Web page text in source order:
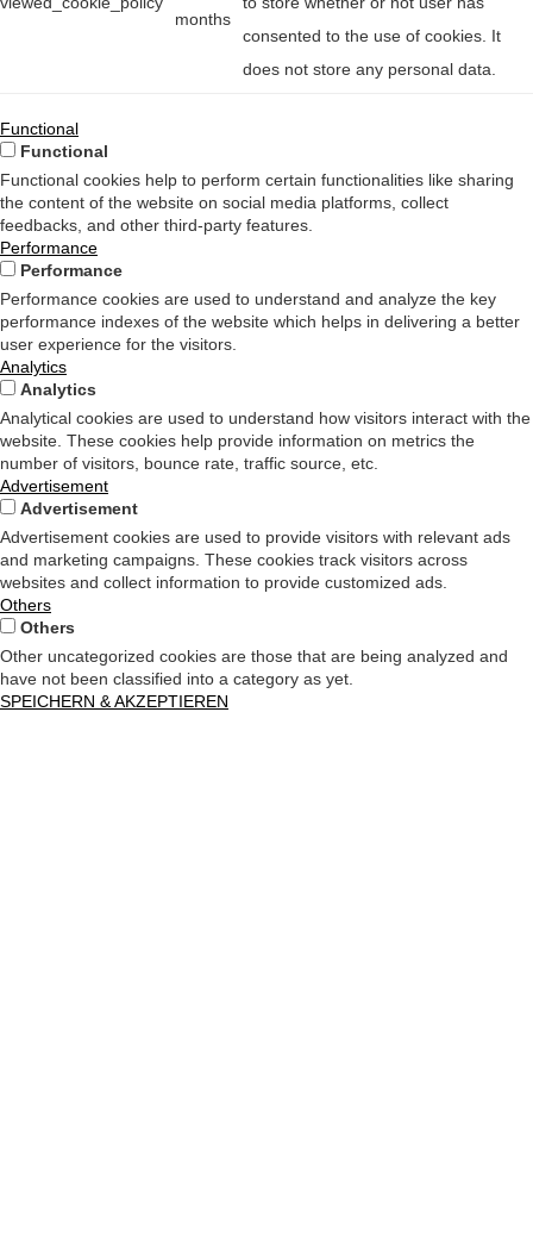
months
consented to the use of cookies. It
does not store any personal data.
Functional
Functional
Functional cookies help to perform certain functionalities like sharing
the content of the website on social media platforms, collect
feedbacks, and other third-party features.
Performance
Performance
Performance cookies are used to understand and analyze the key
performance indexes of the website which helps in delivering a better
user experience for the visitors.
Analytics
Analytics
Analytical cookies are used to understand how visitors interact with the
website. These cookies help provide information on metrics the
number of visitors, bounce rate, traffic source, etc.
Advertisement
Advertisement
Advertisement cookies are used to provide visitors with relevant ads
and marketing campaigns. These cookies track visitors across
websites and collect information to provide customized ads.
Others
Others
Other uncategorized cookies are those that are being analyzed and
have not been classified into a category as yet.
SPEICHERN & AKZEPTIEREN